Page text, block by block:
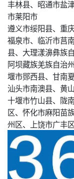
丰林县、昭通市盐
市莱阳市
遵义市绥阳县、重
福泉市、临沂市莒
县、大理漾濞彝族
阿坝藏族羌族自治
堰市郧西县、甘南
汕头市南澳县、黄
十堰市竹山县、陇
区、怀化市麻阳苗
州区、上饶市广丰